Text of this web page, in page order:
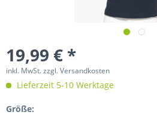
19,99 € *
inkl. MwSt.zzgl. Versandkosten
Lieferzeit 5-10 Werktage
Größe: